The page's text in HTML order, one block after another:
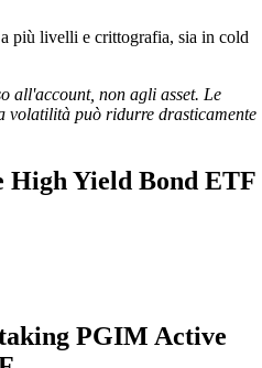
più livelli e crittografia, sia in cold
all'account, non agli asset. Le
volatilità può ridurre drasticamente
Yield Bond ETF
PGIM Active